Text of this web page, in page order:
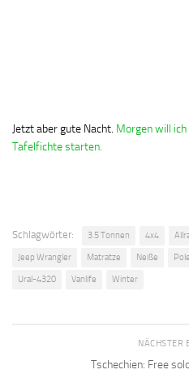
Jetzt aber gute Nacht. Morgen will
Tafelfichte starten.
Schlagwörter: 3.5 Tonnen 4x4
Jeep Wrangler Matratze Neiße
Ural-4320 Vanlife Winter
NÄCHSTER
Tschechien: Free